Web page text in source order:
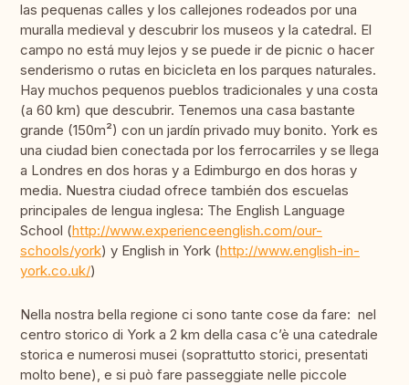
las pequenas calles y los callejones rodeados por una
muralla medieval y descubrir los museos y la catedral. El
campo no está muy lejos y se puede ir de picnic o hacer
senderismo o rutas en bicicleta en los parques naturales.
Hay muchos pequenos pueblos tradicionales y una costa
(a 60 km) que descubrir. Tenemos una casa bastante
grande (150m²) con un jardín privado muy bonito. York es
una ciudad bien conectada por los ferrocarriles y se llega
a Londres en dos horas y a Edimburgo en dos horas y
media. Nuestra ciudad ofrece también dos escuelas
principales de lengua inglesa: The English Language
School (http://www.experienceenglish.com/our-
schools/york) y English in York (http://www.english-in-
york.co.uk/)
Nella nostra bella regione ci sono tante cose da fare: nel
centro storico di York a 2 km della casa c’è una catedrale
storica e numerosi musei (soprattutto storici, presentati
molto bene), e si può fare passeggiate nelle piccole